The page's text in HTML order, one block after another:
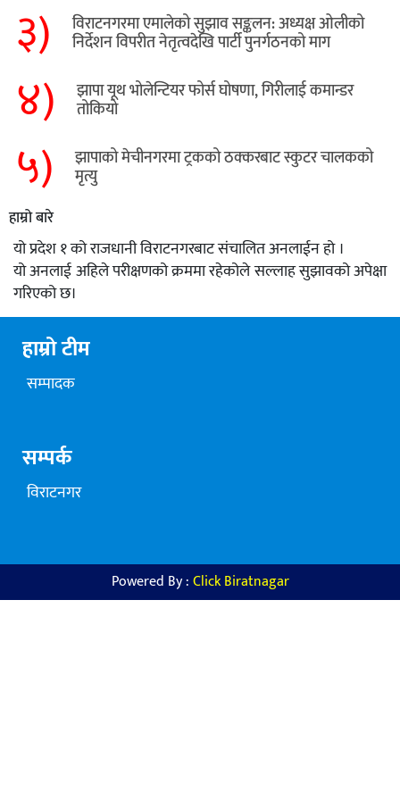
३)
विराटनगरमा एमालेको सुझाव सङ्कलन: अध्यक्ष ओलीको
निर्देशन विपरीत नेतृत्वदेखि पार्टी पुनर्गठनको माग
४) झापा यूथ भोलेन्टियर फोर्स घोषणा, गिरीलाई कमान्डर
तोकियो
५) ​झापाको मेचीनगरमा ट्रकको ठक्करबाट स्कुटर चालकको
मृत्यु
हाम्रो बारे
यो प्रदेश १ को राजधानी विराटनगरबाट संचालित अनलाईन हो ।
यो अनलाई अहिले परीक्षणको क्रममा रहेकोले सल्लाह सुझावको अपेक्षा
गरिएको छ।
हाम्रो टीम
सम्पादक
सम्पर्क
विराटनगर
Powered By :Click Biratnagar